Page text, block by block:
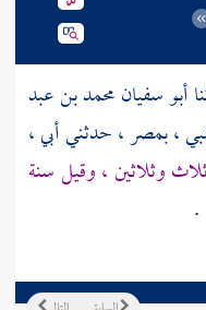
أبو سفيان محمد بن عبد
،بمصر، حدثني أبي ،
وثلاثين ، وقيل سنة
.